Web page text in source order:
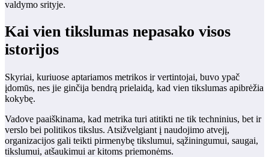
valdymo srityje.
Kai vien tikslumas nepasako visos
istorijos
Skyriai, kuriuose aptariamos metrikos ir vertintojai, buvo ypač
įdomūs, nes jie ginčija bendrą prielaidą, kad vien tikslumas apibrėžia
kokybę.
Vadove paaiškinama, kad metrika turi atitikti ne tik techninius, bet ir
verslo bei politikos tikslus. Atsižvelgiant į naudojimo atvejį,
organizacijos gali teikti pirmenybę tikslumui, sąžiningumui, saugai,
tikslumui, atšaukimui ar kitoms priemonėms.